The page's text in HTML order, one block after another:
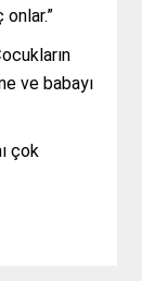
ve babayı
çok